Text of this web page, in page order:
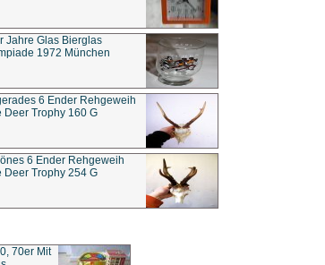
Jahre Glas Bierglas
1972 München
6 Ender Rehgeweih
Deer Trophy 160 G
6 Ender Rehgeweih
Deer Trophy 254 G
70er Mit